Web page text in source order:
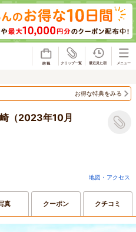
お得な特典をみる
（2023年10月
地図・アクセス
真 クーポン クチコミ